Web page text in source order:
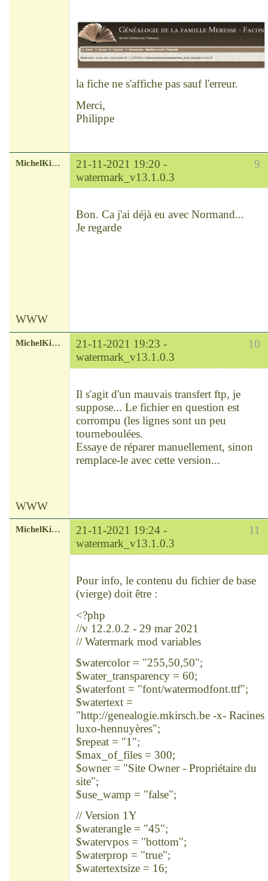
la fiche ne s'affiche pas sauf l'erreur.
Merci,
Philippe
9
MichelKirsch
21-11-2021 19:20 -
watermark_v13.1.0.3
Bon. Ca j'ai déjà eu avec Normand...
Je regarde
WWW
10
MichelKirsch
21-11-2021 19:23 -
watermark_v13.1.0.3
Il s'agit d'un mauvais transfert ftp, je
suppose... Le fichier en question est
corrompu (les lignes sont un peu
tourneboulées.
Essaye de réparer manuellement, sinon
remplace-le avec cette version...
WWW
11
MichelKirsch
21-11-2021 19:24 -
watermark_v13.1.0.3
Pour info, le contenu du fichier de base
(vierge) doit être :
<?php
//v 12.2.0.2 - 29 mar 2021
// Watermark mod variables
$watercolor = "255,50,50";
$water_transparency = 60;
$waterfont = "font/watermodfont.ttf";
$watertext =
"http://genealogie.mkirsch.be -x- Racines
luxo-hennuyères";
$repeat = "1";
$max_of_files = 300;
$owner = "Site Owner - Propriétaire du
site";
$use_wamp = "false";
// Version 1Y
$waterangle = "45";
$watervpos = "bottom";
$waterprop = "true";
$watertextsize = 16;